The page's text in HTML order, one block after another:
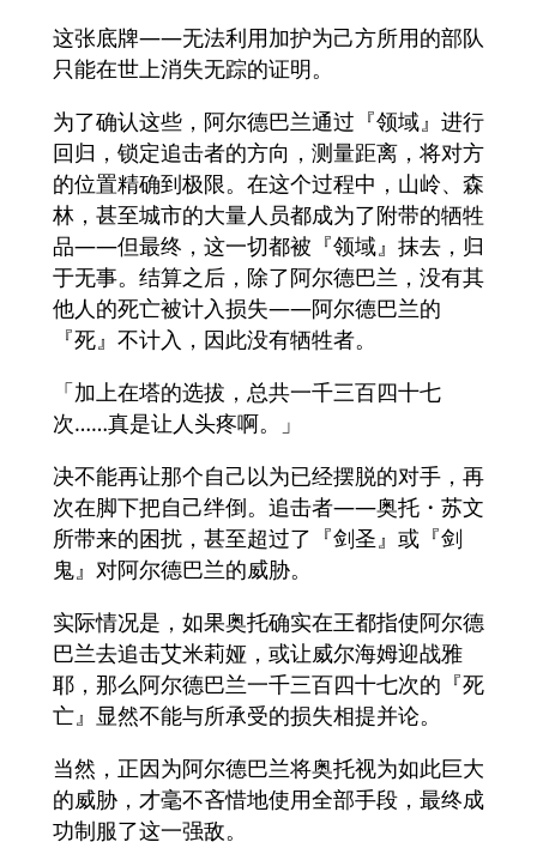
这张底牌——无法利用加护为己方所用的部队
只能在世上消失无踪的证明。
为了确认这些，阿尔德巴兰通过『领域』进行
回归，锁定追击者的方向，测量距离，将对方
的位置精确到极限。在这个过程中，山岭、森
林，甚至城市的大量人员都成为了附带的牺牲
品——但最终，这一切都被『领域』抹去，归
于无事。结算之后，除了阿尔德巴兰，没有其
他人的死亡被计入损失——阿尔德巴兰的
『死』不计入，因此没有牺牲者。
「加上在塔的选拔，总共一千三百四十七
次……真是让人头疼啊。」
决不能再让那个自己以为已经摆脱的对手，再
次在脚下把自己绊倒。追击者——奥托・苏文
所带来的困扰，甚至超过了『剑圣』或『剑
鬼』对阿尔德巴兰的威胁。
实际情况是，如果奥托确实在王都指使阿尔德
巴兰去追击艾米莉娅，或让威尔海姆迎战雅
耶，那么阿尔德巴兰一千三百四十七次的『死
亡』显然不能与所承受的损失相提并论。
当然，正因为阿尔德巴兰将奥托视为如此巨大
的威胁，才毫不吝惜地使用全部手段，最终成
功制服了这一强敌。